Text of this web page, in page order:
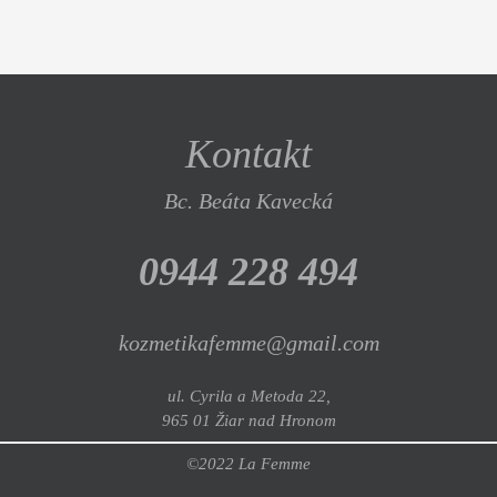
Kontakt
Bc. Beáta Kavecká
0944 228 494
kozmetikafemme@gmail.com
ul. Cyrila a Metoda 22,
965 01 Žiar nad Hronom
©2022 La Femme